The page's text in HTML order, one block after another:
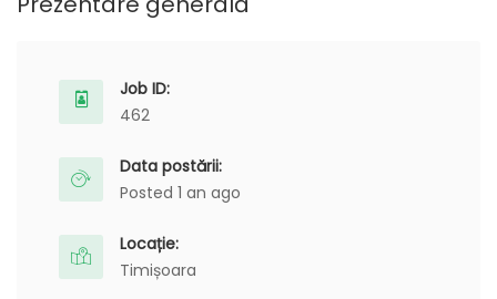
Job ID:
462
Data postării:
Posted 1 an ago
Locație:
Timișoara